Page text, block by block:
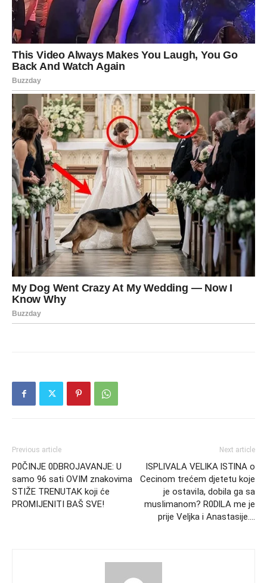
Previous article
P0ČINJE 0DBROJAVANJE: U
samo 96 sati OVIM znakovima
STIŽE TRENUTAK koji će
PROMIJENITI BAŠ SVE!
Next article
ISPLlVALA VELlKA lSTlNA o
Cecinom trećem djetetu koje
je ostaviIa, dobila ga sa
musIimanom? R0DlLA me je
prije Veljka i Anastasije….